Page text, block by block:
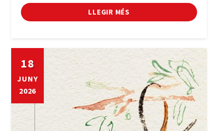
LLEGIR MÉS
18
JUNY
2026